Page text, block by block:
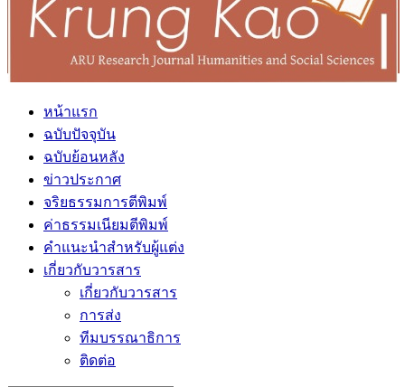
หน้าแรก
ฉบับปัจจุบัน
ฉบับย้อนหลัง
ข่าวประกาศ
จริยธรรมการตีพิมพ์
ค่าธรรมเนียมตีพิมพ์
คำแนะนำสำหรับผู้แต่ง
เกี่ยวกับวารสาร
เกี่ยวกับวารสาร
การส่ง
ทีมบรรณาธิการ
ติดต่อ